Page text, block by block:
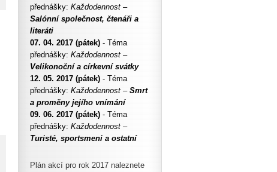
přednášky: Každodennost –
Salónní společnost, čtenáři a
literáti
07. 04. 2017 (pátek) - Téma
přednášky: Každodennost –
Velikonoční a církevní svátky
12. 05. 2017 (pátek) - Téma
přednášky: Každodennost – Smrt
a proměny jejího vnímání
09. 06. 2017 (pátek) - Téma
přednášky: Každodennost –
Turisté, sportsmeni a ostatní
Plán akcí pro rok 2017 naleznete